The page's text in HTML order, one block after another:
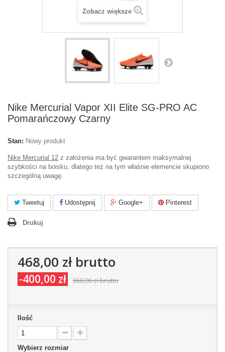
Zobacz większe
Nike Mercurial Vapor XII Elite SG-PRO AC
Pomarańczowy Czarny
Stan: Nowy produkt
Nike Mercurial 12 z założenia ma być gwarantem maksymalnej
szybkości na boisku, dlatego też na tym właśnie elemencie skupiono
szczególną uwagę.
Tweetuj Udostępnij Google+ Pinterest
Drukuj
468,00 złbrutto
-400,00 zł 868,00 złbrutto
Ilość
Wybierz rozmiar